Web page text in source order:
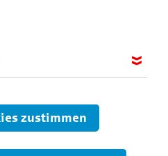
Aus diesem Grund nutzen wir
erfasst die Seitenaufrufe zu
zustimmen